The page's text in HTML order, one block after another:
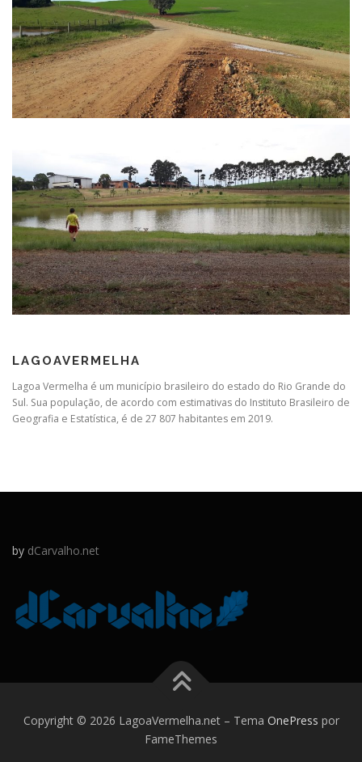
LAGOAVERMELHA
Lagoa Vermelha é um município brasileiro do estado do Rio Grande do
Sul. Sua população, de acordo com estimativas do Instituto Brasileiro de
Geografia e Estatística, é de 27 807 habitantes em 2019.
by dCarvalho.net
Copyright © 2026 LagoaVermelha.net – Tema OnePress por
FameThemes